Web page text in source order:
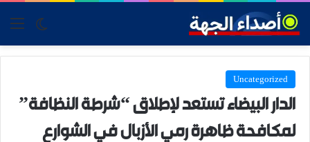
skin
Uncategorized
الدار البيضاء تستعد لإطلاق “شرطة النظافة”
لمكافحة ظاهرة رمي الأزبال في الشوارع